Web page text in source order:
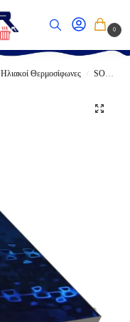
0
Ηλιακοί Θερμοσίφωνες / SONNE